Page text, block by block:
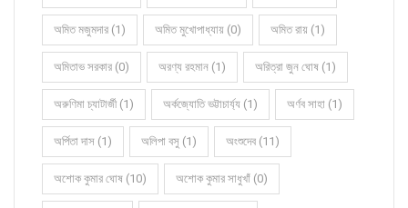
অমিত মজুমদার (1) অমিত মুখোপাধ্যায় (0) অমিত রায় (1)
অমিতাভ সরকার (0) অরণ্য রহমান (1) অরিত্রা জুন ঘোষ (1)
অরুণিমা চ্যাটার্জী (1) অর্কজ্যোতি ভট্টাচার্য্য (1) অর্ণব সাহা (1)
অর্পিতা দাস (1) অলিপা বসু (1) অংশুদেব (11)
অশোক কুমার ঘোষ (10) অশোক কুমার সাধুখাঁ (0)